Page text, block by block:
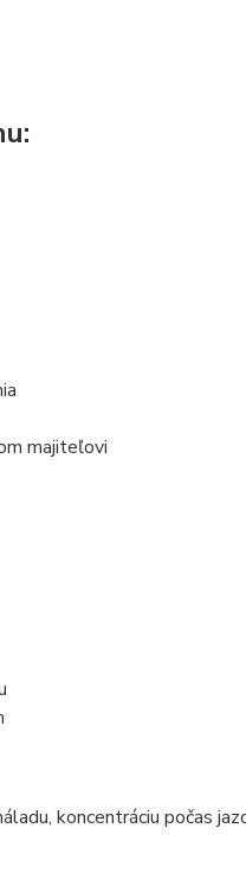
majiteľovi
koncentráciu počas